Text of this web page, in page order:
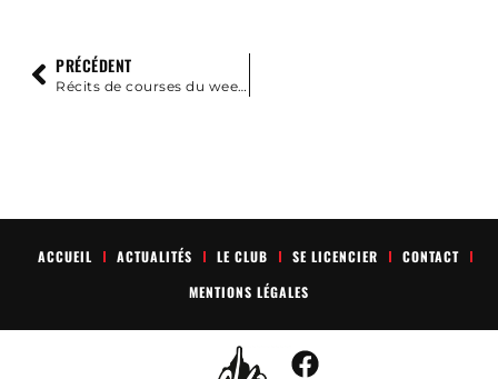
PRÉCÉDENT
Récits de courses du week-end du 8-10 mai
ACCUEIL ACTUALITÉS LE CLUB SE LICENCIER
CONTACT
MENTIONS LÉGALES